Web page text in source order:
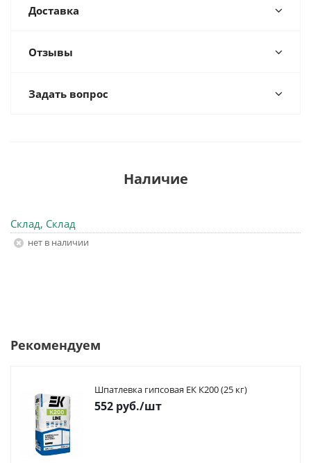
Доставка
Отзывы
Задать вопрос
Наличие
Склад, Склад
Нет в наличии
Рекомендуем
Шпатлевка гипсовая ЕК К200 (25 кг)
552 руб./шт